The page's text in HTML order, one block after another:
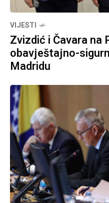
VIJESTI
Zvizdić i Čavara na
obavještajno-
Madridu